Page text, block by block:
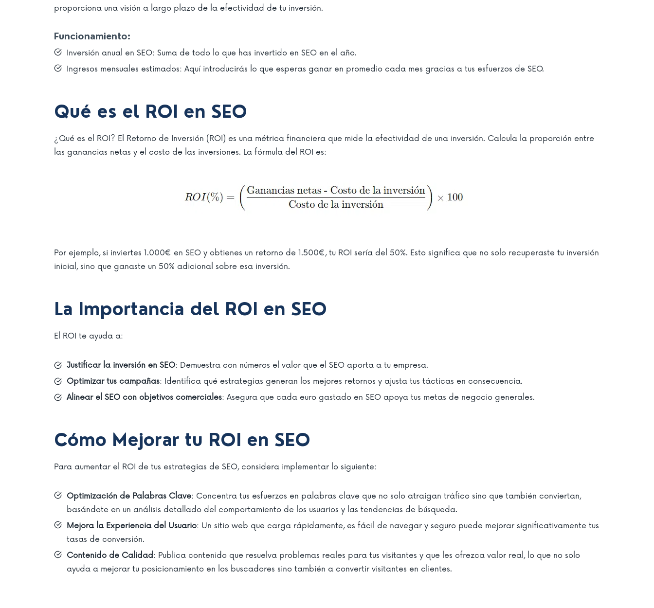
proporciona una visión a largo plazo de la efectividad de tu inversión.
Funcionamiento:
Inversión anual en SEO: Suma de todo lo que has invertido en SEO en el año.
Ingresos mensuales estimados: Aquí introducirás lo que esperas ganar en promedio cada mes gracias a tus esfuerzos de SEO.
Qué es el ROI en SEO
¿Qué es el ROI? El Retorno de Inversión (ROI) es una métrica financiera que mide la efectividad de una inversión. Calcula la proporción entre
las ganancias netas y el costo de las inversiones. La fórmula del ROI es:
Por ejemplo, si inviertes 1.000€ en SEO y obtienes un retorno de 1.500€, tu ROI sería del 50%. Esto significa que no solo recuperaste tu inversión
inicial, sino que ganaste un 50% adicional sobre esa inversión.
La Importancia del ROI en SEO
El ROI te ayuda a:
Justificar la inversión en SEO: Demuestra con números el valor que el SEO aporta a tu empresa.
Optimizar tus campañas: Identifica qué estrategias generan los mejores retornos y ajusta tus tácticas en consecuencia.
Alinear el SEO con objetivos comerciales: Asegura que cada euro gastado en SEO apoya tus metas de negocio generales.
Cómo Mejorar tu ROI en SEO
Para aumentar el ROI de tus estrategias de SEO, considera implementar lo siguiente:
Optimización de Palabras Clave: Concentra tus esfuerzos en palabras clave que no solo atraigan tráfico sino que también conviertan,
basándote en un análisis detallado del comportamiento de los usuarios y las tendencias de búsqueda.
Mejora la Experiencia del Usuario: Un sitio web que carga rápidamente, es fácil de navegar y seguro puede mejorar significativamente tus
tasas de conversión.
Contenido de Calidad : Publica contenido que resuelva problemas reales para tus visitantes y que les ofrezca valor real, lo que no solo
ayuda a mejorar tu posicionamiento en los buscadores sino también a convertir visitantes en clientes.